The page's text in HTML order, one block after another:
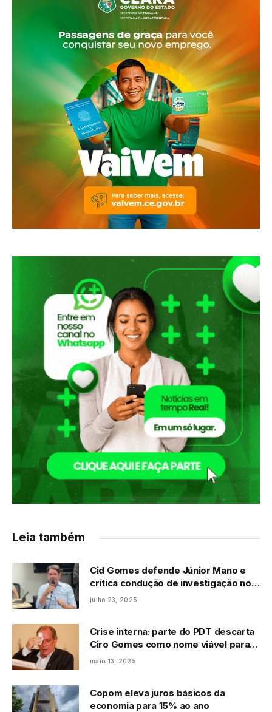
Leia também
Cid Gomes defende Júnior Mano e
critica condução de investigação no
STF
julho 23, 2025
Crise interna: parte do PDT descarta
Ciro Gomes como nome viável para
2026 e se aproxima de Lula
maio 13, 2025
Copom eleva juros básicos da
economia para 15% ao ano